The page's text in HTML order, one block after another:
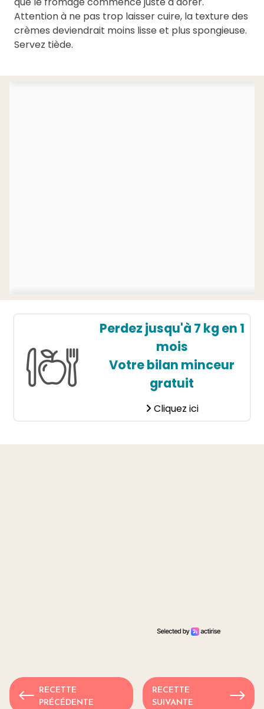
Attention à ne pas trop laisser cuire, la texture des
crèmes deviendrait moins lisse et plus spongieuse.
Servez tiède.
Perdez jusqu'à 7 kg en 1
mois
Votre bilan minceur
gratuit
Cliquez ici
RECETTE
PRÉCÉDENTE
RECETTE
SUIVANTE